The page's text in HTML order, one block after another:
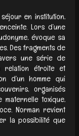
en institution,
Lors d’une
évoque sa
Des fragments de
une série de
relation étroite et
d’un homme qui
organisés
toxique,
Norman revient
la possibilité que